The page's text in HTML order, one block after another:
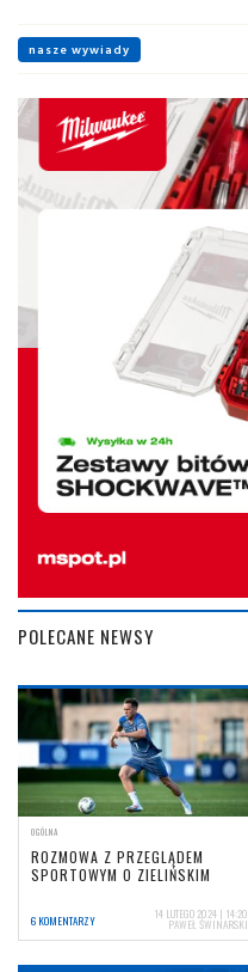
nasze wywiady
POLECANE NEWSY
OGÓLNA
ROZMOWA Z PRZEGLĄDEM
SPORTOWYM O ZIELIŃSKIM
6 KOMENTARZY 14 LUTEGO 2024 | 14:20
PAWEŁ ŚWINARSKI